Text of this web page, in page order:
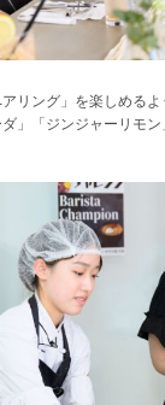
リング」を楽しめる
」「ジンジャーリモ